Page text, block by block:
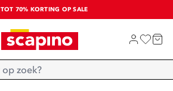
TOT 70% KORTING OP SALE
SALE: LAATSTE KANS!
SHOP NIEUW
Home